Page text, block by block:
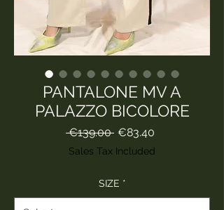
PANTALONE MV A
PALAZZO BICOLORE
€139.00 Regular
Price
€83.40
Price
Sales Tax Included
SIZE *